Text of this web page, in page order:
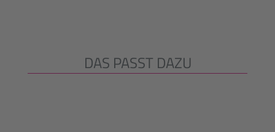
Produktgalerie überspringen
DAS PASST DAZU